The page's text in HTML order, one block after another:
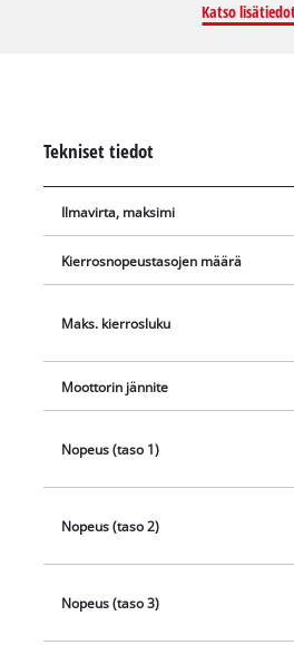
käyttöajan kuin perinteiset
ikkunalautoihin jne. liukumattomasti
kiinnitysmahdollisuuksien ansiosta
olipa kyse patiosta, terassista tai
kahdella akselilla: ala-akselilla
molempiin suuntiin yhteensä 290°,
voidaan kallistaa jopa 300°. Säädöt
Ilmavirran säätöön on kolme tasoa.
voidaan näin tuottaa 15 km/h
18/110 Li-Solo akkutuuletin
Ne ovat saatavilla erikseen.
Katso
Tekniset tiedot
Ilmavirta, maksimi
Kierrosnopeustasojen määrä
Maks. kierrosluku
Moottorin jännite
Nopeus (taso 1)
Nopeus (taso 2)
Nopeus (taso 3)